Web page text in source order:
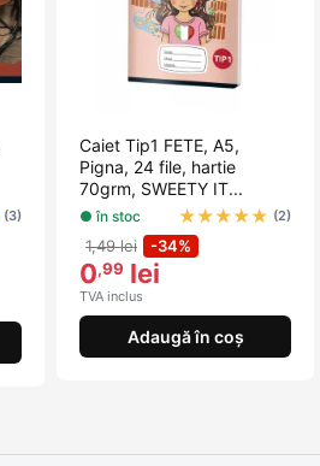
(3)
Caiet Tip1 FETE, A5,
Pigna, 24 file, hartie
70grm, SWEETY IT...
● în stoc ★★★★★ (2)
1,49 lei -34%
0,99 lei
TVA inclus
Adaugă în coș